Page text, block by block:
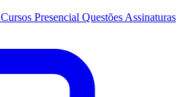
Cursos Presencial Questões Assinaturas